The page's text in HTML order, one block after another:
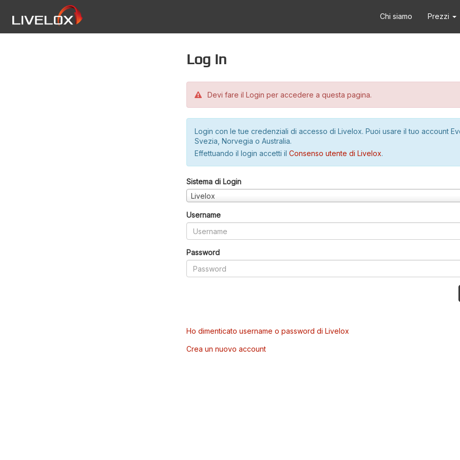
Chi siamo Prezzi
Log in
Devi fare il Login per accedere a questa pagina.
Login con le tue credenziali di accesso di Livelox. Puoi usare il tuo account
Svezia, Norvegia o Australia.
Effettuando il login accetti il Consenso utente di Livelox.
Sistema di Login
Livelox
Username
Password
Ho dimenticato username o password di Livelox
Crea un nuovo account